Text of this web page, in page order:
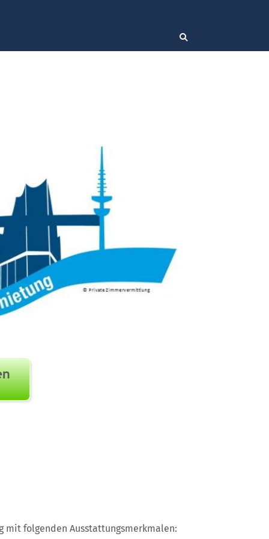
mit folgenden Ausstattungsmerkmalen: